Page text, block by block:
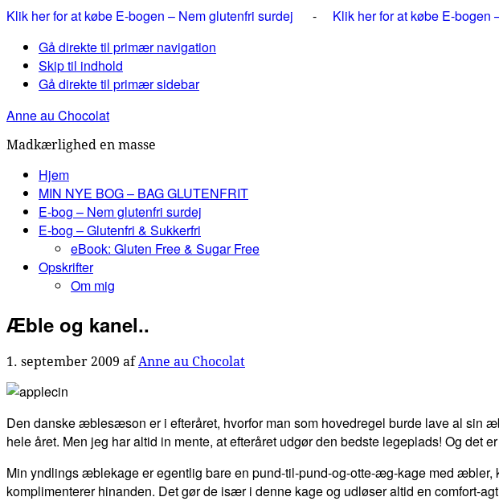
Klik her for at købe E-bogen – Nem glutenfri surdej - Klik her for at købe E-bogen
Gå direkte til primær navigation
Skip til indhold
Gå direkte til primær sidebar
Anne au Chocolat
Madkærlighed en masse
Hjem
MIN NYE BOG – BAG GLUTENFRIT
E-bog – Nem glutenfri surdej
E-bog – Glutenfri & Sukkerfri
eBook: Gluten Free & Sugar Free
Opskrifter
Om mig
Æble og kanel..
1. september 2009 afAnne au Chocolat
Den danske æblesæson er i efteråret, hvorfor man som hovedregel burde lave al
hele året. Men jeg har altid in mente, at efteråret udgør den bedste legeplads! Og det
Min yndlings æblekage er egentlig bare en pund-til-pund-og-otte-æg-kage med
komplimenterer hinanden. Det gør de især i denne kage og udløser altid en comfort-